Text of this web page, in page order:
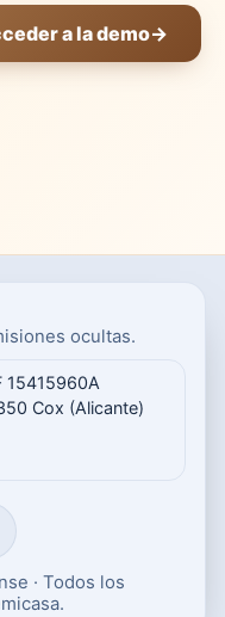
a la demo→
ocultas.
15415960A
Cox (Alicante)
· Todos los